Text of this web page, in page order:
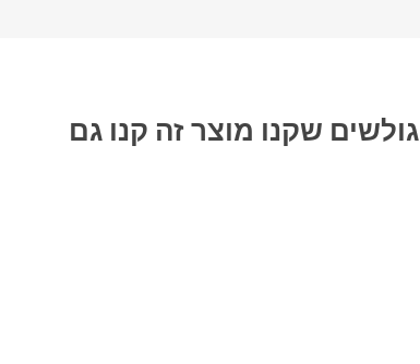
גולשים שקנו מוצר זה קנו גם